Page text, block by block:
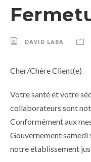
DAVID LABA
Cher/Chère Client(e)
Votre santé et votre
collaborateurs sont
Conformément aux
Gouvernement samedi
notre établissement